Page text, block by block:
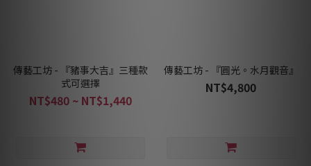
傳藝工坊 - 『豬事大吉』三種款
式可選擇
NT$480 ~ NT$1,440
傳藝工坊 - 『圓光。水月觀音』
NT$4,800